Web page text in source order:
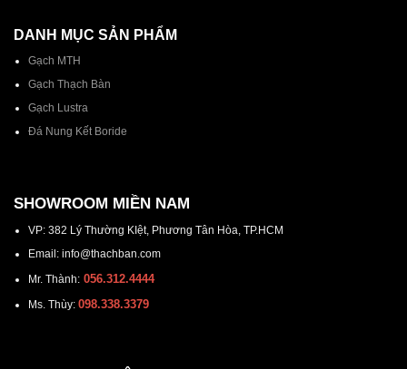
DANH MỤC SẢN PHẨM
Gạch MTH
Gạch Thạch Bàn
Gạch Lustra
Đá Nung Kết Boride
SHOWROOM MIỀN NAM
VP: 382 Lý Thường KIệt, Phương Tân Hòa, TP.HCM
Email: info@thachban.com
Mr. Thành:056.312.4444
Ms. Thùy: 098.338.3379